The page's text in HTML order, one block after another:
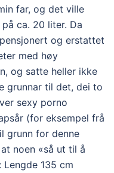
far, og det ville
ca. 20 liter. Da
og erstattet
med høy
og satte heller ikke
grunnar til det, dei to
sexy porno
(for eksempel frå
grunn for denne
noen «så ut til å
135 cm